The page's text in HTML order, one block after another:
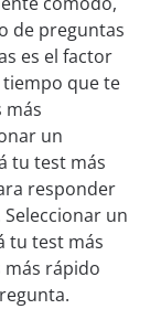
de preguntas
es el factor
que te
más
un
tu test más
responder
un
tu test más
rápido